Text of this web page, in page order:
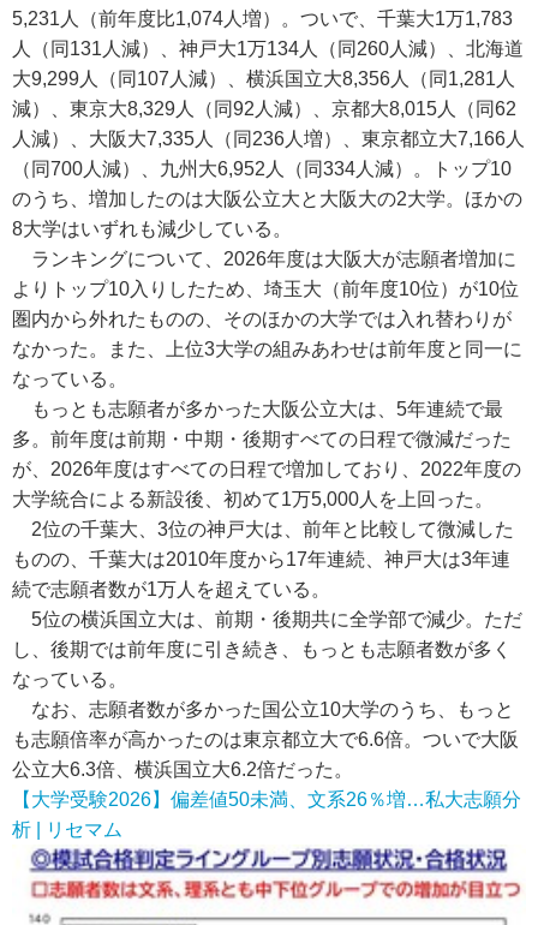
5,231人（前年度比1,074人増）。ついで、千葉大1万1,783
人（同131人減）、神戸大1万134人（同260人減）、北海道
大9,299人（同107人減）、横浜国立大8,356人（同1,281人
減）、東京大8,329人（同92人減）、京都大8,015人（同62
人減）、大阪大7,335人（同236人増）、東京都立大7,166人
（同700人減）、九州大6,952人（同334人減）。トップ10
のうち、増加したのは大阪公立大と大阪大の2大学。ほかの
8大学はいずれも減少している。
ランキングについて、2026年度は大阪大が志願者増加に
よりトップ10入りしたため、埼玉大（前年度10位）が10位
圏内から外れたものの、そのほかの大学では入れ替わりが
なかった。また、上位3大学の組みあわせは前年度と同一に
なっている。
もっとも志願者が多かった大阪公立大は、5年連続で最
多。前年度は前期・中期・後期すべての日程で微減だった
が、2026年度はすべての日程で増加しており、2022年度の
大学統合による新設後、初めて1万5,000人を上回った。
2位の千葉大、3位の神戸大は、前年と比較して微減した
ものの、千葉大は2010年度から17年連続、神戸大は3年連
続で志願者数が1万人を超えている。
5位の横浜国立大は、前期・後期共に全学部で減少。ただ
し、後期では前年度に引き続き、もっとも志願者数が多く
なっている。
なお、志願者数が多かった国公立10大学のうち、もっと
も志願倍率が高かったのは東京都立大で6.6倍。ついで大阪
公立大6.3倍、横浜国立大6.2倍だった。
【大学受験2026】偏差値50未満、文系26％増…私大志願分
析 | リセマム